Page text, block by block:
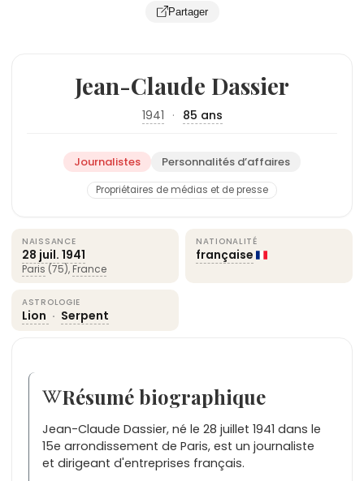
Partager
Jean-Claude Dassier
1941 · 85 ans
Journalistes Personnalités d’affaires
Propriétaires de médias et de presse
NAISSANCE
28 juil. 1941
Paris (75), France
NATIONALITÉ
française
ASTROLOGIE
Lion · Serpent
Résumé biographique
Jean-Claude Dassier, né le 28 juillet 1941 dans le
15e arrondissement de Paris, est un journaliste
et dirigeant d'entreprises français.